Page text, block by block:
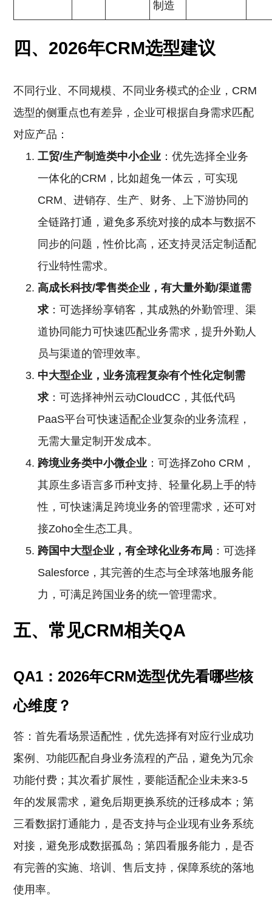
制造
四、2026年CRM选型建议
不同行业、不同规模、不同业务模式的企业，CRM
选型的侧重点也有差异，企业可根据自身需求匹配
对应产品：
工贸/生产制造类中小企业 ：优先选择全业务
一体化的CRM，比如超兔一体云，可实现
CRM、进销存、生产、财务、上下游协同的
全链路打通，避免多系统对接的成本与数据不
同步的问题，性价比高，还支持灵活定制适配
行业特性需求。
高成长科技/零售类企业，有大量外勤/渠道需
求 ：可选择纷享销客，其成熟的外勤管理、渠
道协同能力可快速匹配业务需求，提升外勤人
员与渠道的管理效率。
中大型企业，业务流程复杂有个性化定制需
求 ：可选择神州云动CloudCC，其低代码
PaaS平台可快速适配企业复杂的业务流程，
无需大量定制开发成本。
跨境业务类中小微企业 ：可选择Zoho CRM，
其原生多语言多币种支持、轻量化易上手的特
性，可快速满足跨境业务的管理需求，还可对
接Zoho全生态工具。
跨国中大型企业，有全球化业务布局 ：可选择
Salesforce，其完善的生态与全球落地服务能
力，可满足跨国业务的统一管理需求。
五、常见CRM相关QA
QA1：2026年CRM选型优先看哪些核
心维度？
答：首先看场景适配性，优先选择有对应行业成功
案例、功能匹配自身业务流程的产品，避免为冗余
功能付费；其次看扩展性，要能适配企业未来3-5
年的发展需求，避免后期更换系统的迁移成本；第
三看数据打通能力，是否支持与企业现有业务系统
对接，避免形成数据孤岛；第四看服务能力，是否
有完善的实施、培训、售后支持，保障系统的落地
使用率。